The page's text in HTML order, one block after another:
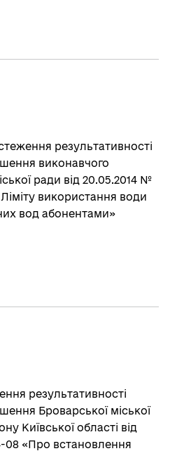
результативності
виконавчого
ради від 20.05.2014 №
використання води
вод абонентами»
результативності
Броварської міської
Київської області від
08 «Про встановлення